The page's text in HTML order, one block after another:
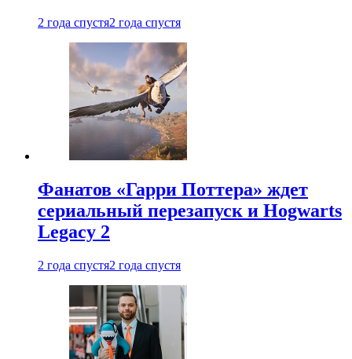
2 года спустя2 года спустя
Фанатов «Гарри Поттера» ждет
сериальный перезапуск и Hogwarts
Legacy 2
2 года спустя2 года спустя